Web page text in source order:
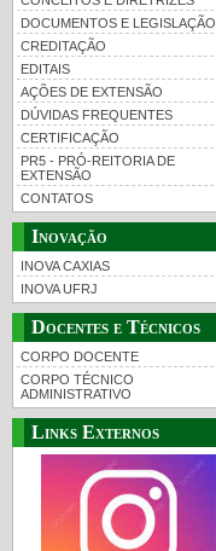
DOCUMENTOS E LEGISLAÇÃO
CREDITAÇÃO
EDITAIS
AÇÕES DE EXTENSÃO
DÚVIDAS FREQUENTES
CERTIFICAÇÃO
PR5 - PRÓ-REITORIA DE
EXTENSÃO
CONTATOS
Inovação
INOVA CAXIAS
INOVA UFRJ
Docentes e Técnicos
CORPO DOCENTE
CORPO TÉCNICO
ADMINISTRATIVO
Links Externos